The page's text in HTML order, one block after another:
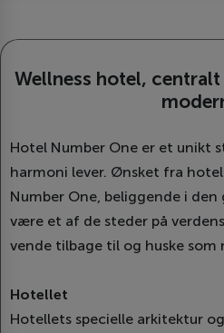
Wellness hotel,
Hotel Number One er et unikt
harmoni lever. Ønsket fra
Number One, beliggende i den
være et af de steder på
vende tilbage til og huske
Hotellet
Hotellets specielle arkitektur